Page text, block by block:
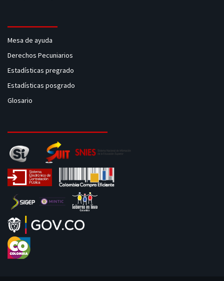
Mesa de ayuda
Derechos Pecuniarios
Estadísticas pregrado
Estadísticas posgrado
Glosario